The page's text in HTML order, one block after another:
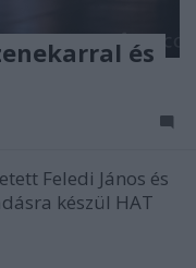
és
Feledi János és
készül HAT